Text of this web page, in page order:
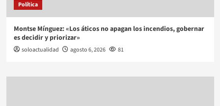
Política
Montse Mínguez: «Los áticos no apagan los incendios, gobernar
es decidir y priorizar»
soloactualidad agosto 6, 2026 81